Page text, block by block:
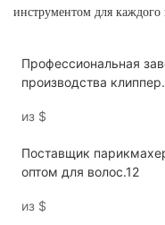
инструментом для каждого
Профессиональная
производства клиппер
беспроводная зарядка
из $
Поставщик
оптом для волос.12
из $